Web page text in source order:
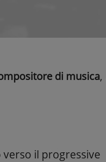
di musica,
il progressive